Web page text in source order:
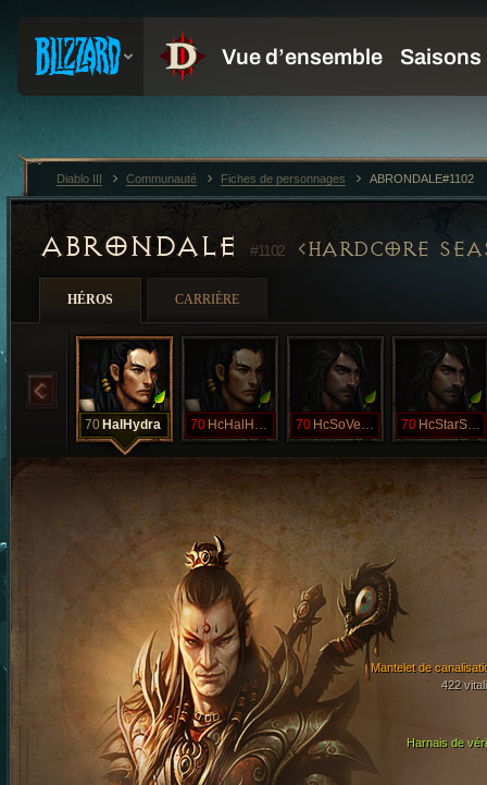
ABRONDALE #1102 HARDCORE
HÉROS CARRIÈRE
70 HalHydra 70 HcHalHydra 70 HcSoVenom 70 HcStarScream
Harnais de
Mantelet de
422
Diablo III Communauté Fiches de personnages ABRONDALE#1102